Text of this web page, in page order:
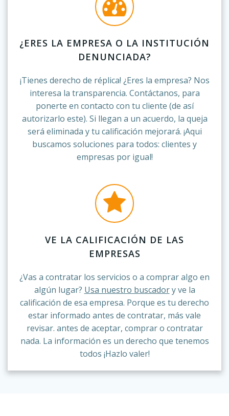
¿ERES LA EMPRESA O LA INSTITUCIÓN
DENUNCIADA?
¡Tienes derecho de réplica! ¿Eres la empresa? Nos
interesa la transparencia. Contáctanos, para
ponerte en contacto con tu cliente (de así
autorizarlo este). Si llegan a un acuerdo, la queja
será eliminada y tu calificación mejorará. ¡Aqui
buscamos soluciones para todos: clientes y
empresas por igual!
VE LA CALIFICACIÓN DE LAS
EMPRESAS
¿Vas a contratar los servicios o a comprar algo en
algún lugar? Usa nuestro buscadory ve la
calificación de esa empresa. Porque es tu derecho
estar informado antes de contratar, más vale
revisar. antes de aceptar, comprar o contratar
nada. La información es un derecho que tenemos
todos ¡Hazlo valer!